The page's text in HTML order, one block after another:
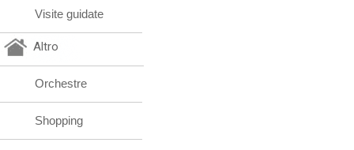
Visite guidate
Altro
Orchestre
Shopping